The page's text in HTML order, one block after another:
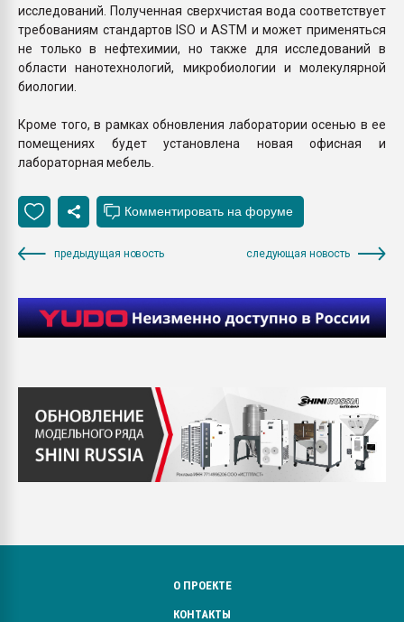
исследований. Полученная сверхчистая вода соответствует
требованиям стандартов ISO и ASTM и может применяться
не только в нефтехимии, но также для исследований в
области нанотехнологий, микробиологии и молекулярной
биологии.
Кроме того, в рамках обновления лаборатории осенью в ее
помещениях будет установлена новая офисная и
лабораторная мебель.
предыдущая новость следующая новость
О ПРОЕКТЕ
КОНТАКТЫ